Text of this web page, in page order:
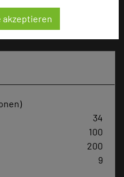
Alle akzeptieren
34
100
200
9